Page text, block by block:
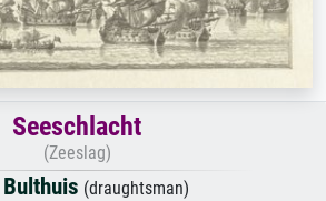
Seeschlacht
(Zeeslag)
(draughtsman)